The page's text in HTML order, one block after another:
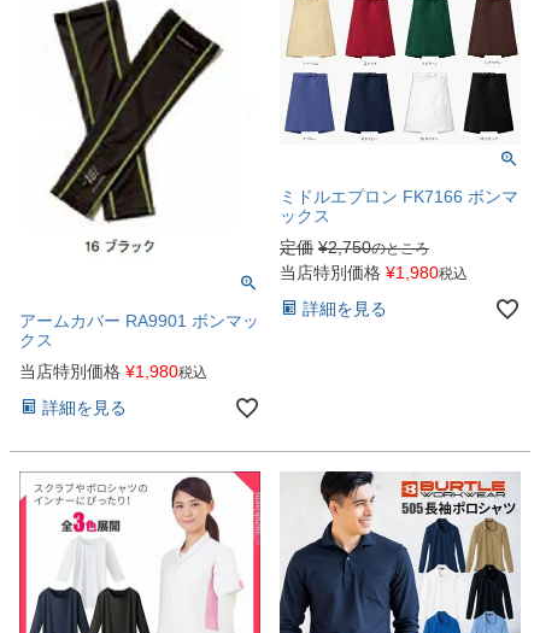
アームカバー RA9901 ボンマッ
クス
当店特別価格 ¥1,980税込
詳細を見る
ミドルエプロン FK7166 ボンマ
ックス
定価 ¥2,750のところ
当店特別価格 ¥1,980税込
詳細を見る